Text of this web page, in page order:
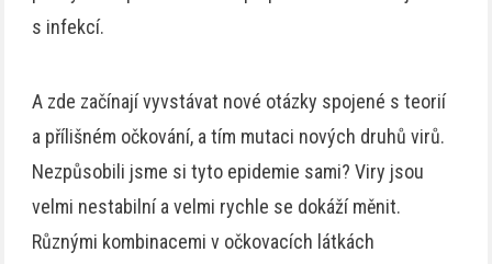
s infekcí.
A zde začínají vyvstávat nové otázky spojené s teorií
a přílišném očkování, a tím mutaci nových druhů virů.
Nezpůsobili jsme si tyto epidemie sami? Viry jsou
velmi nestabilní a velmi rychle se dokáží měnit.
Různými kombinacemi v očkovacích látkách